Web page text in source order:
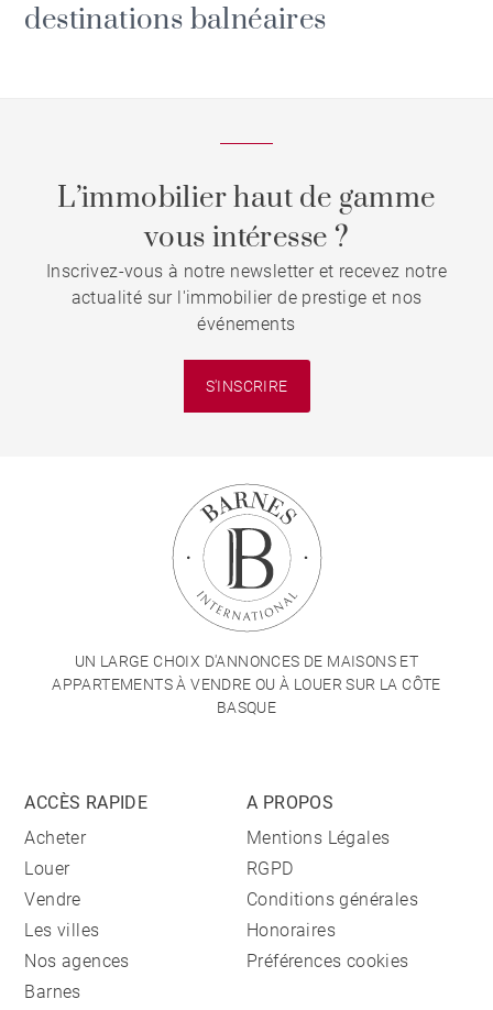
destinations balnéaires
L’immobilier haut de gamme
vous intéresse ?
Inscrivez-vous à notre newsletter et recevez notre
actualité sur l'immobilier de prestige et nos
événements
S'INSCRIRE
UN LARGE CHOIX D'ANNONCES DE MAISONS ET
APPARTEMENTS À VENDRE OU À LOUER SUR LA CÔTE
BASQUE
ACCÈS RAPIDE
Acheter
Louer
Vendre
Les villes
Nos agences
Barnes
A PROPOS
Mentions Légales
RGPD
Conditions générales
Honoraires
Préférences cookies